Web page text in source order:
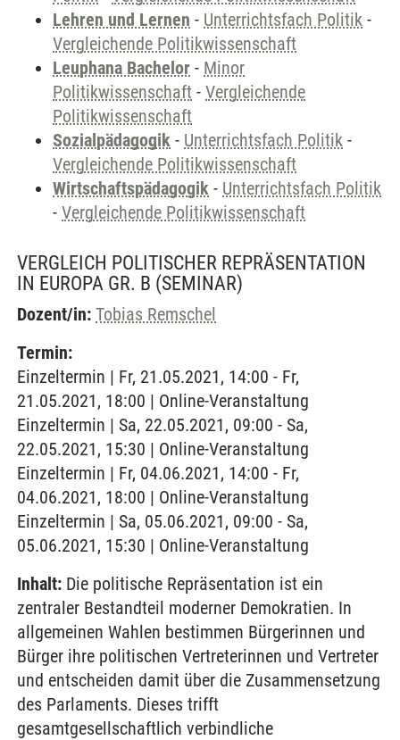
Lehren und Lernen - Unterrichtsfach Politik -
Vergleichende Politikwissenschaft
Leuphana Bachelor - Minor
Politikwissenschaft - Vergleichende
Politikwissenschaft
Sozialpädagogik - Unterrichtsfach Politik -
Vergleichende Politikwissenschaft
Wirtschaftspädagogik - Unterrichtsfach Politik
- Vergleichende Politikwissenschaft
VERGLEICH POLITISCHER REPRÄSENTATION
IN EUROPA GR. B (SEMINAR)
Dozent/in: Tobias Remschel
Termin:
Einzeltermin | Fr, 21.05.2021, 14:00 - Fr,
21.05.2021, 18:00 | Online-Veranstaltung
Einzeltermin | Sa, 22.05.2021, 09:00 - Sa,
22.05.2021, 15:30 | Online-Veranstaltung
Einzeltermin | Fr, 04.06.2021, 14:00 - Fr,
04.06.2021, 18:00 | Online-Veranstaltung
Einzeltermin | Sa, 05.06.2021, 09:00 - Sa,
05.06.2021, 15:30 | Online-Veranstaltung
Inhalt: Die politische Repräsentation ist ein
zentraler Bestandteil moderner Demokratien. In
allgemeinen Wahlen bestimmen Bürgerinnen und
Bürger ihre politischen Vertreterinnen und Vertreter
und entscheiden damit über die Zusammensetzung
des Parlaments. Dieses trifft
gesamtgesellschaftlich verbindliche